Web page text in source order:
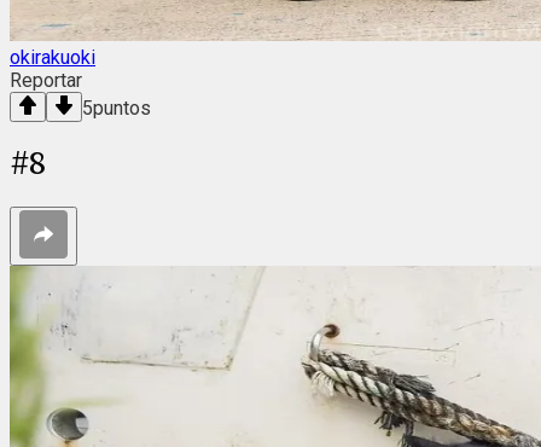
okirakuoki
Reportar
5puntos
#8